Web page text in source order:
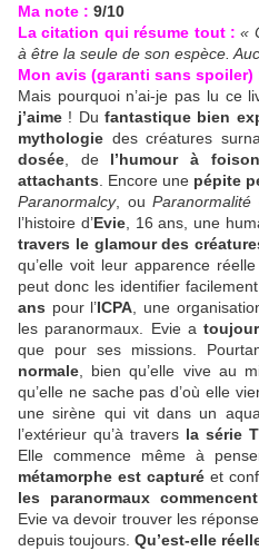
Ma note : 9/10
La citation qui résume tout : «
à être la seule de son espèce.
Mon avis (garanti sans spoiler)
Mais pourquoi n’ai-je pas lu ce
j’aime ! Du fantastique bien
mythologie des créatures
dosée , de l’humour à
attachants . Encore une pépite
Paranormalcy, ouParanormalité
l’histoire d’Evie, 16 ans, une
travers le glamour des
qu’elle voit leur apparence
peut donc les identifier
ans pour l’ICPA , une
les paranormaux. Evie a
que pour ses missions.
normale , bien qu’elle vive au
qu’elle ne sache pas d’où elle
une sirène qui vit dans un
l’extérieur qu’à travers la série
Elle commence même à
métamorphe est capturéet
les paranormaux
Evie va devoir trouver les
depuis toujours. Qu’est-elle